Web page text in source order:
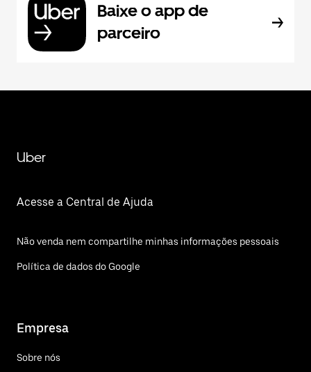
Baixe o app de
parceiro
Uber
Acesse a Central de Ajuda
Não venda nem compartilhe minhas informações pessoais
Política de dados do Google
Empresa
Sobre nós